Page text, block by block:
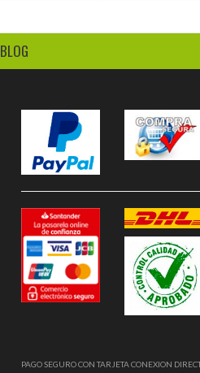
BLOG
PAGO SEGURO CON TARJETA CONEXION